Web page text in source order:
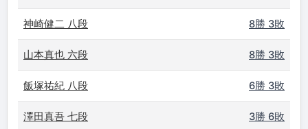
神崎健二 八段 8勝 3敗
山本真也 六段 8勝 3敗
飯塚祐紀 八段 6勝 3敗
澤田真吾 七段 3勝 6敗